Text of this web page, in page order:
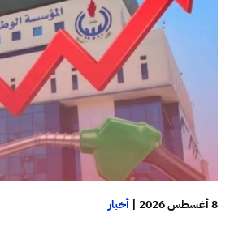
8 أغسطس 2026 | أخبار